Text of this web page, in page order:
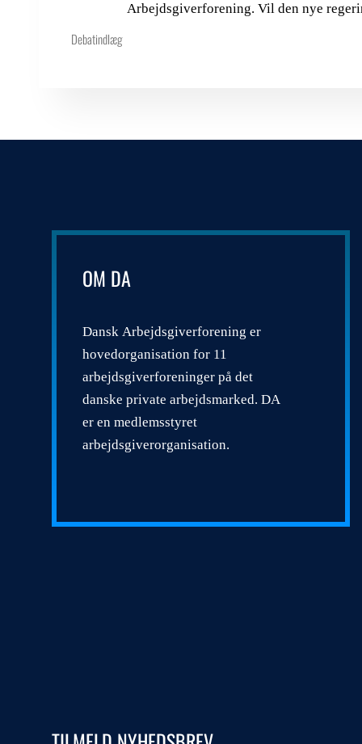
Arbejdsgiverforening. Vil den nye
Debatindlæg
OM DA
Dansk Arbejdsgiverforening er
hovedorganisation for 11
arbejdsgiverforeninger på det
danske private arbejdsmarked. DA
er en medlemsstyret
arbejdsgiverorganisation.